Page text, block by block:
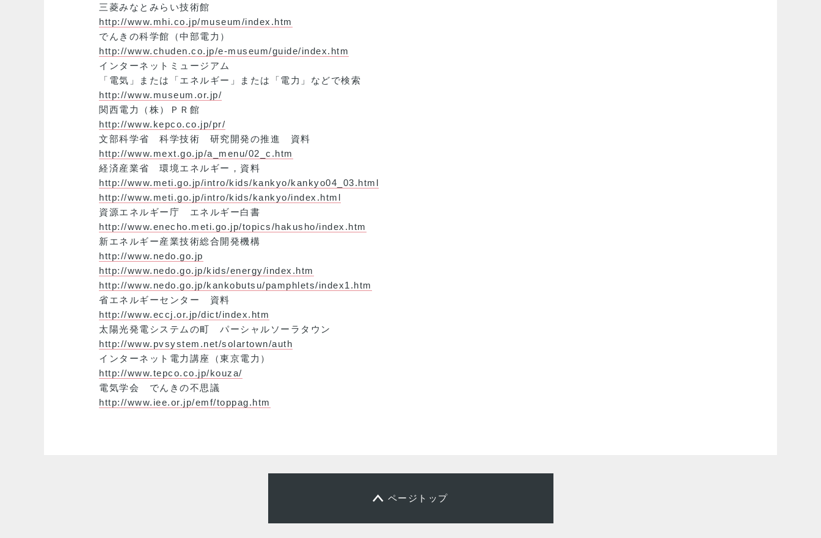
三菱みなとみらい技術館
http://www.mhi.co.jp/museum/index.htm
でんきの科学館（中部電力）
http://www.chuden.co.jp/e-museum/guide/index.htm
インターネットミュージアム
「電気」または「エネルギー」または「電力」などで検索
http://www.museum.or.jp/
関西電力（株）ＰＲ館
http://www.kepco.co.jp/pr/
文部科学省 科学技術 研究開発の推進 資料
http://www.mext.go.jp/a_menu/02_c.htm
経済産業省 環境エネルギー，資料
http://www.meti.go.jp/intro/kids/kankyo/kankyo04_03.html
http://www.meti.go.jp/intro/kids/kankyo/index.html
資源エネルギー庁 エネルギー白書
http://www.enecho.meti.go.jp/topics/hakusho/index.htm
新エネルギー産業技術総合開発機構
http://www.nedo.go.jp
http://www.nedo.go.jp/kids/energy/index.htm
http://www.nedo.go.jp/kankobutsu/pamphlets/index1.htm
省エネルギーセンター 資料
http://www.eccj.or.jp/dict/index.htm
太陽光発電システムの町 パーシャルソーラタウン
http://www.pvsystem.net/solartown/auth
インターネット電力講座（東京電力）
http://www.tepco.co.jp/kouza/
電気学会 でんきの不思議
http://www.iee.or.jp/emf/toppag.htm
ページトップ